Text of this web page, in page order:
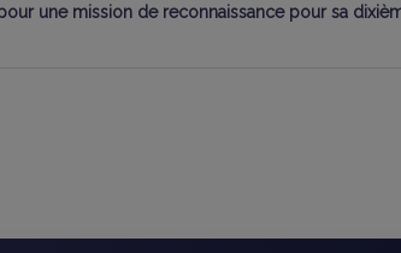
une mission de reconnaissance pour sa